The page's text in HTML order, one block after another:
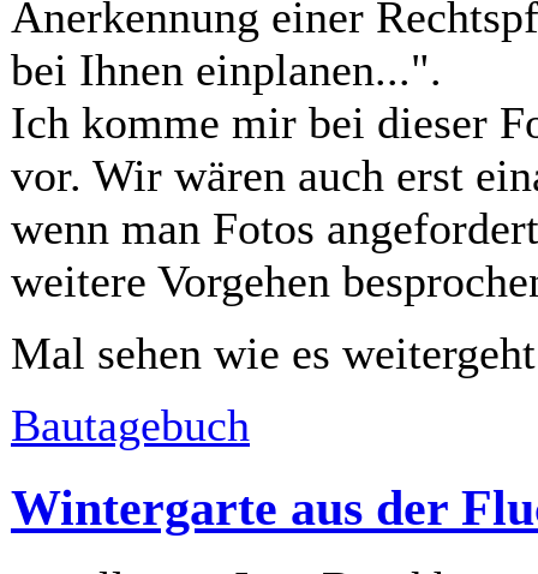
Anerkennung einer
bei Ihnen einplanen...".
Ich komme mir bei dieser
vor. Wir wären auch erst
wenn man Fotos
weitere Vorgehen
Mal sehen wie es
Bautagebuch
Wintergarte aus der